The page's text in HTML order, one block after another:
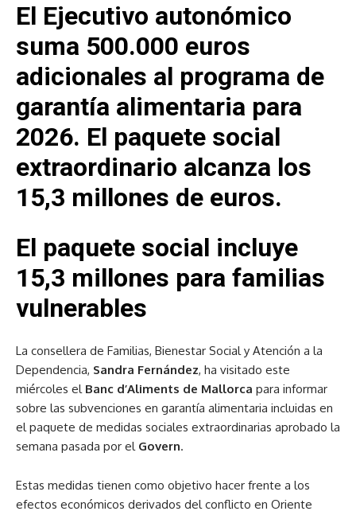
El Ejecutivo autonómico
suma 500.000 euros
adicionales al programa de
garantía alimentaria para
2026. El paquete social
extraordinario alcanza los
15,3 millones de euros.
El paquete social incluye
15,3 millones para familias
vulnerables
La consellera de Familias, Bienestar Social y Atención a la
Dependencia, Sandra Fernández, ha visitado este
miércoles el Banc d’Aliments de Mallorca para informar
sobre las subvenciones en garantía alimentaria incluidas en
el paquete de medidas sociales extraordinarias aprobado la
semana pasada por el Govern.
Estas medidas tienen como objetivo hacer frente a los
efectos económicos derivados del conflicto en Oriente